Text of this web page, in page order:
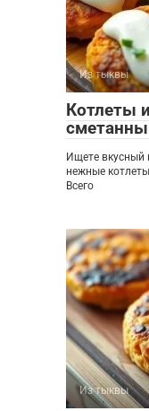
Из тыквы
Котлеты
Ищете вкусный
нежные
Всего
Из тыквы